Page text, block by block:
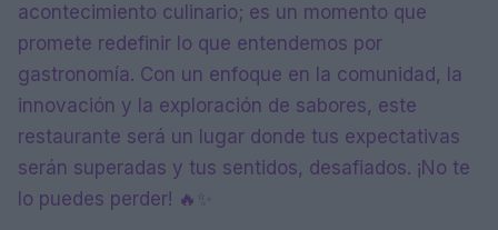
acontecimiento culinario; es un momento que
promete redefinir lo que entendemos por
gastronomía. Con un enfoque en la comunidad, la
innovación y la exploración de sabores, este
restaurante será un lugar donde tus expectativas
serán superadas y tus sentidos, desafiados. ¡No te
lo puedes perder! 🔥✨